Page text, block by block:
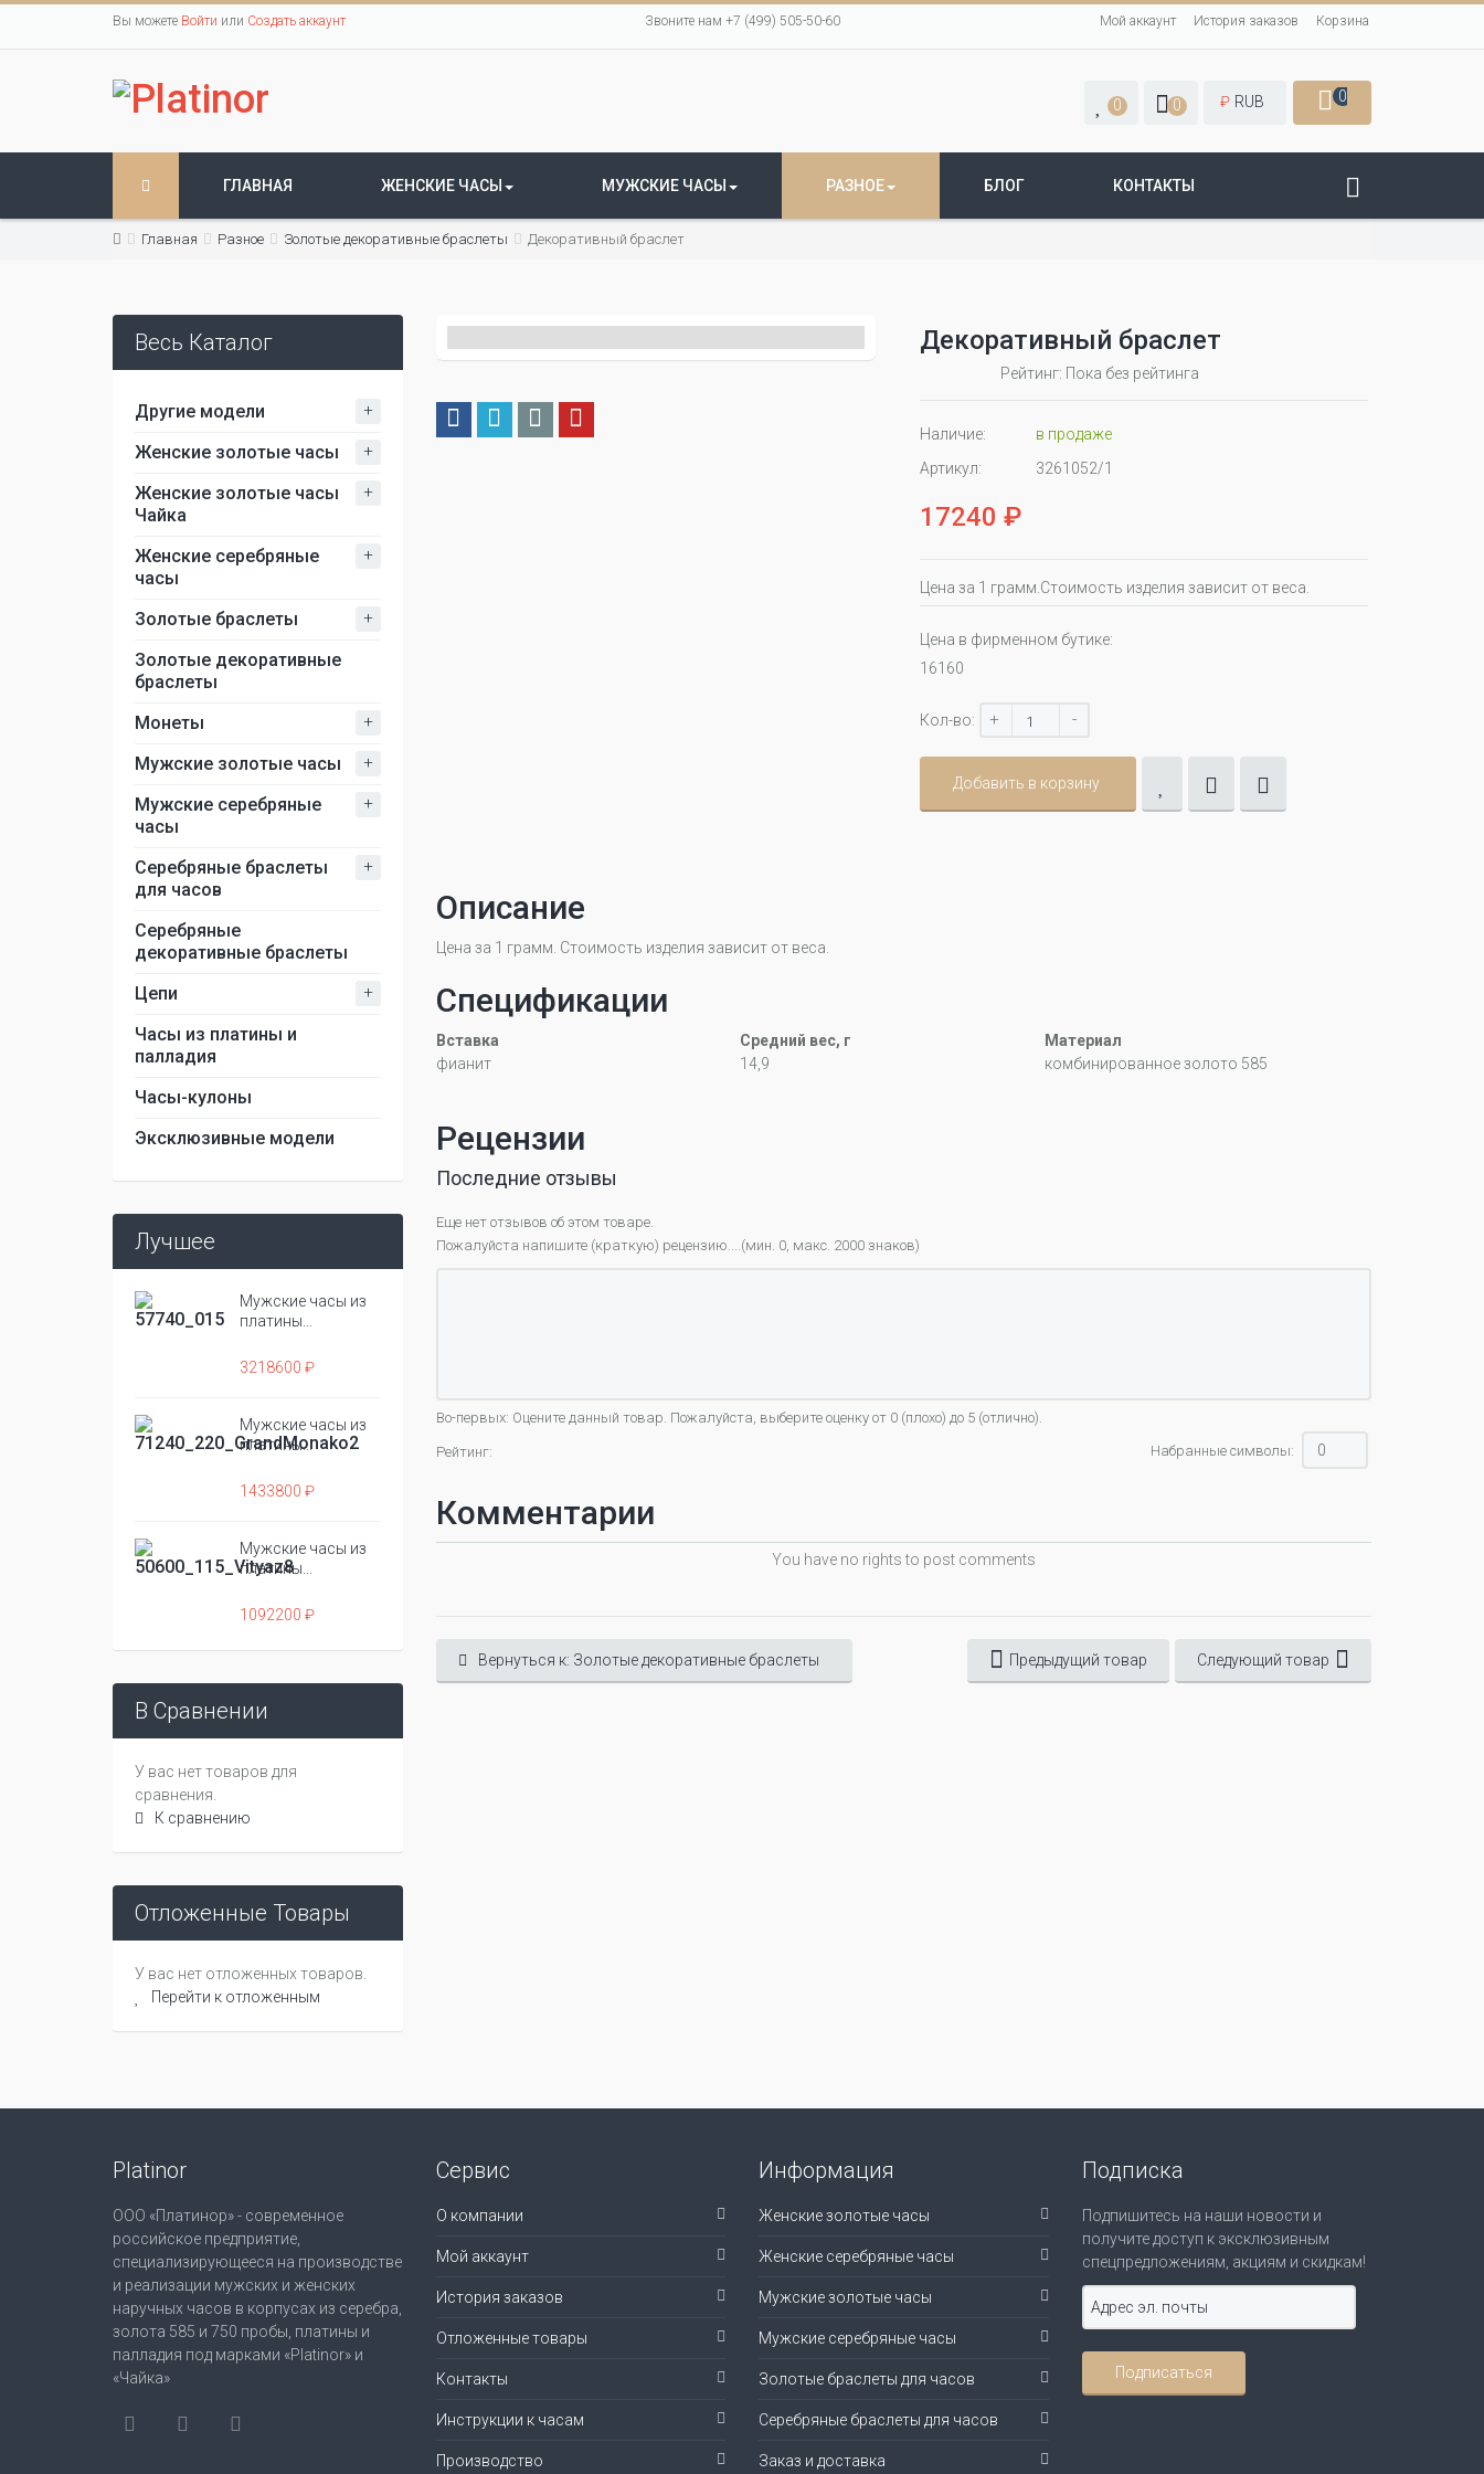
Вы можете Войти или Создать аккаунт Звоните нам +7 (499) 505-50-60 Мой аккаунт История заказов Корзина
0 0 ₽ RUB 0
ГЛАВНАЯ ЖЕНСКИЕ ЧАСЫ МУЖСКИЕ ЧАСЫ РАЗНОЕ БЛОГ КОНТАКТЫ
Главная Разное Золотые декоративные браслеты Декоративный браслет
Весь Каталог
Другие модели +
Женские золотые часы +
Женские золотые часы
Чайка
+
Женские серебряные
часы
+
Золотые браслеты +
Золотые декоративные
браслеты
Монеты
+
Мужские золотые часы +
Мужские серебряные
часы
+
Серебряные браслеты
для часов
+
Серебряные
декоративные браслеты
Цепи
+
Часы из платины и
палладия
Часы-кулоны
Эксклюзивные модели
Лучшее
Мужские часы из
платины...
3218600 ₽
Мужские часы из
платины...
1433800 ₽
Мужские часы из
платины...
1092200 ₽
В Сравнении
У вас нет товаров для
сравнения.
К сравнению
Отложенные Товары
У вас нет отложенных товаров.
Перейти к отложенным
Декоративный браслет
Рейтинг: Пока без рейтинга
Наличие:
в продаже
Артикул:
3261052/1
17240 ₽
Цена за 1 грамм.Стоимость изделия зависит от веса.
Цена в фирменном бутике:
16160
Кол-во: + -
Добавить в корзину
Описание
Цена за 1 грамм. Стоимость изделия зависит от веса.
Спецификации
Вставка
фианит
Средний вес, г
14,9
Материал
комбинированное золото 585
Рецензии
Последние отзывы
Еще нет отзывов об этом товаре.
Пожалуйста напишите (краткую) рецензию....(мин. 0, макс. 2000 знаков)
Во-первых: Оцените данный товар. Пожалуйста, выберите оценку от 0 (плохо) до 5 (отлично).
Рейтинг: Набранные символы:
Комментарии
You have no rights to post comments
Вернуться к: Золотые декоративные браслеты Предыдущий товар Следующий товар
Platinor
ООО «Платинор» - современное
российское предприятие,
специализирующееся на производстве
и реализации мужских и женских
наручных часов в корпусах из серебра,
золота 585 и 750 пробы, платины и
палладия под марками «Platinor» и
«Чайка»
Сервис
О компании
Мой аккаунт
История заказов
Отложенные товары
Контакты
Инструкции к часам
Производство
Информация
Женские золотые часы
Женские серебряные часы
Мужские золотые часы
Мужские серебряные часы
Золотые браслеты для часов
Серебряные браслеты для часов
Заказ и доставка
Подписка
Подпишитесь на наши новости и
получите доступ к эксклюзивным
спецпредложениям, акциям и скидкам!